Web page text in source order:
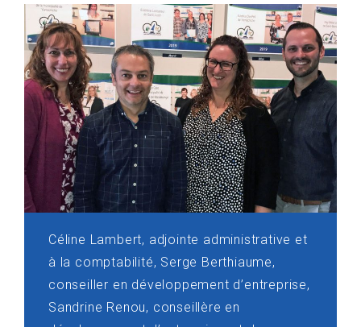
Céline Lambert, adjointe administrative et
à la comptabilité, Serge Berthiaume,
conseiller en développement d’entreprise,
Sandrine Renou, conseillère en